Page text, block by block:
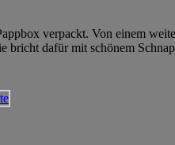
verpackt. Von einem
dafür mit schönem